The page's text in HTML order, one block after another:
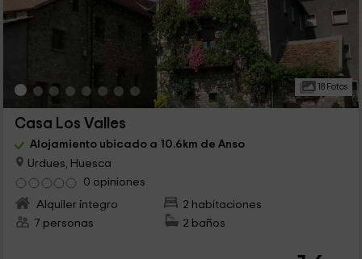
18 Fotos
Casa Los Valles
Alojamiento ubicado a 10.6km de Anso
Urdues, Huesca
0 opiniones
Alquiler íntegro
2 habitaciones
7 personas
2 baños